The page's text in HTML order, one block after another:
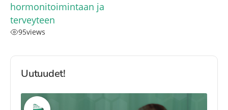
hormonitoimintaan ja
terveyteen
95views
Uutuudet!